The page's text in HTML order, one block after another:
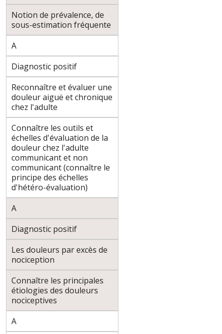
Notion de prévalence, de
sous-estimation fréquente
A
Diagnostic positif
Reconnaître et évaluer une
douleur aiguë et chronique
chez l'adulte
Connaître les outils et
échelles d'évaluation de la
douleur chez l'adulte
communicant et non
communicant (connaître le
principe des échelles
d'hétéro-évaluation)
A
Diagnostic positif
Les douleurs par excès de
nociception
Connaître les principales
étiologies des douleurs
nociceptives
A